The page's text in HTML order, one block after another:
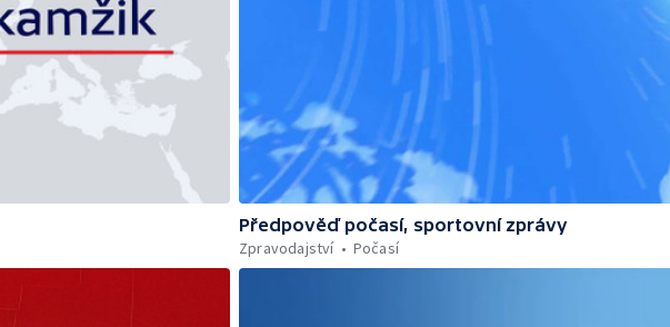
Předpověď počasí, sportovní zprávy
Zpravodajství
Počasí